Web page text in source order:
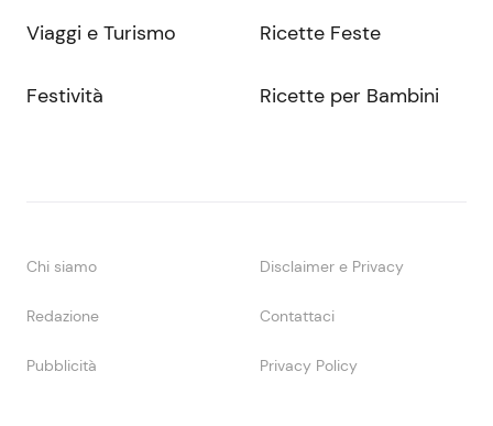
Viaggi e Turismo
Festività
Ricette Feste
Ricette per Bambini
Chi siamo Disclaimer e Privacy
Redazione Contattaci
Pubblicità Privacy Policy